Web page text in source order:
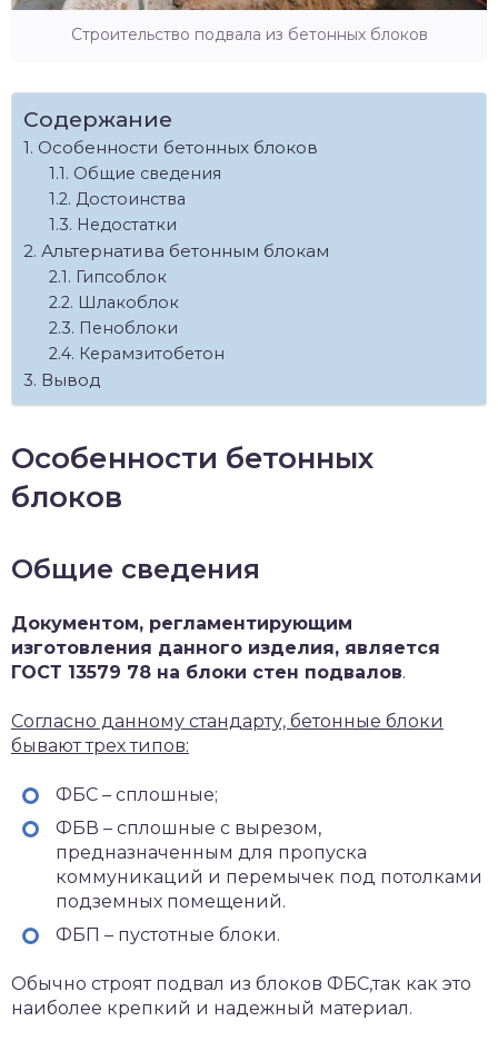
Строительство подвала из бетонных блоков
Содержание
Особенности бетонных блоков
Общие сведения
Достоинства
Недостатки
Альтернатива бетонным блокам
Гипсоблок
Шлакоблок
Пеноблоки
Керамзитобетон
Вывод
Особенности бетонных
блоков
Общие сведения
Документом, регламентирующим
изготовления данного изделия, является
ГОСТ 13579 78 на блоки стен подвалов.
Согласно данному стандарту, бетонные блоки
бывают трех типов:
ФБС – сплошные;
ФБВ – сплошные с вырезом,
предназначенным для пропуска
коммуникаций и перемычек под потолками
подземных помещений.
ФБП – пустотные блоки.
Обычно строят подвал из блоков ФБС,так как это
наиболее крепкий и надежный материал.